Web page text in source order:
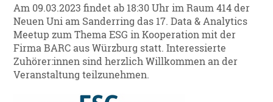
Am 09.03.2023 findet ab 18:30 Uhr im Raum 414 der
Neuen Uni am Sanderring das 17. Data & Analytics
Meetup zum Thema ESG in Kooperation mit der
Firma BARC aus Würzburg statt. Interessierte
Zuhörer:innen sind herzlich Willkommen an der
Veranstaltung teilzunehmen.